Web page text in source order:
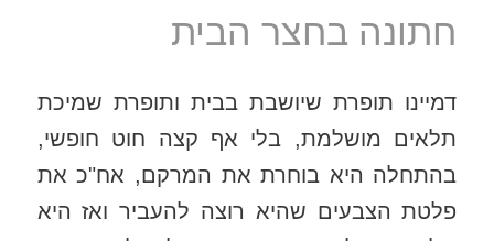
חתונה בחצר הבית
דמיינו תופרת שיושבת בבית ותופרת שמיכת
תלאים מושלמת, בלי אף קצה חוט חופשי,
בהתחלה היא בוחרת את המרקם, אח"כ את
פלטת הצבעים שהיא רוצה להעביר ואז היא